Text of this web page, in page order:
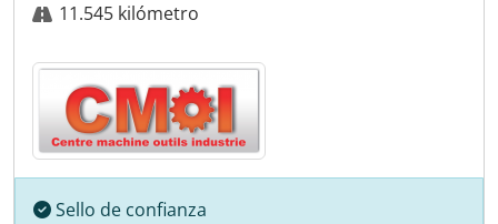
11.545 kilómetro
Sello de confianza